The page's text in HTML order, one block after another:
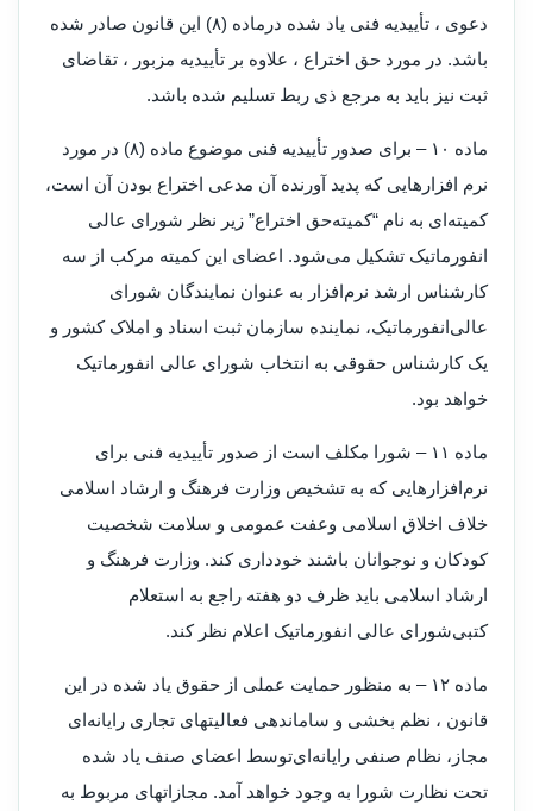
دعوی ، تأییدیه فنی یاد شده در‌ماده (۸) این قانون صادر شده
باشد. در مورد حق اختراع ، علاوه بر تأییدیه مزبور ، تقاضای
ثبت نیز باید به مرجع ذی ربط تسلیم شده باشد.
‌ماده ۱۰ – برای صدور تأییدیه فنی موضوع ماده (۸) در مورد
نرم افزارهایی که پدید آورنده آن مدعی اختراع بودن آن است،
کمیته‌ای به نام “‌کمیته‌حق اختراع” زیر نظر شورای عالی
انفورماتیک تشکیل می‌شود. اعضای این کمیته مرکب از سه
کارشناس ارشد نرم‌افزار به عنوان نمایندگان شورای
عالی‌انفورماتیک، نماینده سازمان ثبت اسناد و املاک کشور و
یک کارشناس حقوقی به انتخاب شورای عالی انفورماتیک
خواهد بود.
‌ماده ۱۱ – شورا مکلف است از صدور تأییدیه فنی برای
نرم‌افزارهایی که به تشخیص وزارت فرهنگ و ارشاد اسلامی
خلاف اخلاق اسلامی و‌عفت عمومی و سلامت شخصیت
کودکان و نوجوانان باشند خودداری کند. وزارت فرهنگ و
ارشاد اسلامی باید ظرف دو هفته راجع به استعلام
کتبی‌شورای عالی انفورماتیک اعلام نظر کند.
‌ماده ۱۲ – به منظور حمایت عملی از حقوق یاد شده در این
قانون ، نظم بخشی و ساماندهی فعالیتهای تجاری رایانه‌ای
مجاز، نظام صنفی رایانه‌ای‌توسط اعضای صنف یاد شده
تحت نظارت شورا به وجود خواهد آمد. مجازاتهای مربوط به